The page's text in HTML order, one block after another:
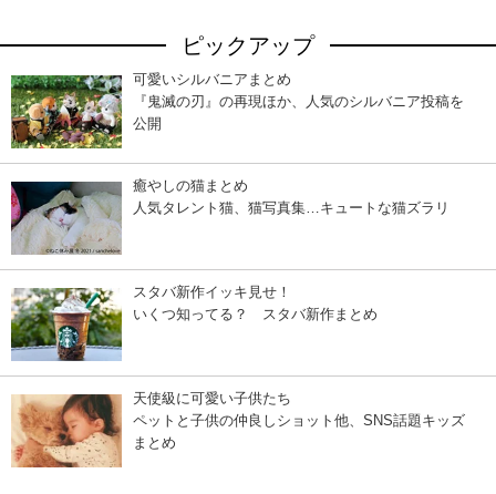
ピックアップ
可愛いシルバニアまとめ
『鬼滅の刃』の再現ほか、人気のシルバニア投稿を
公開
癒やしの猫まとめ
人気タレント猫、猫写真集…キュートな猫ズラリ
スタバ新作イッキ見せ！
いくつ知ってる？ スタバ新作まとめ
天使級に可愛い子供たち
ペットと子供の仲良しショット他、SNS話題キッズ
まとめ